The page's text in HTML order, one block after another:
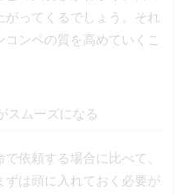
ってくるでしょう。それ
ンペの質を高めていくこ
スムーズになる
依頼する場合に比べて、
は頭に入れておく必要が